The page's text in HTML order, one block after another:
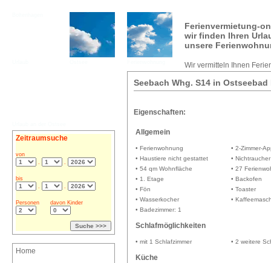
Ferienvermietung-
wir finden Ihren
unsere
Wir vermitteln Ihnen
Seebach Whg. S14 in
Eigenschaften:
Allgemein
• Ferienwohnung
• 2-Zimmer-
• Haustiere nicht gestattet
• Nichtraucher
• 54 qm Wohnfläche
• 27
• 1. Etage
• Backofen
• Fön
• Toaster
• Wasserkocher
•
• Badezimmer: 1
Schlafmöglichkeiten
• mit 1 Schlafzimmer • 2 weitere
Küche
Zeitraumsuche
von
.
.
bis
.
.
Personen davon Kinder
Home